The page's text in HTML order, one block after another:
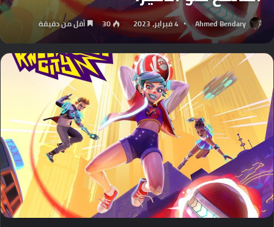
Ahmed Bendary 4 فبراير، 2023 30 أقل من دقيقة